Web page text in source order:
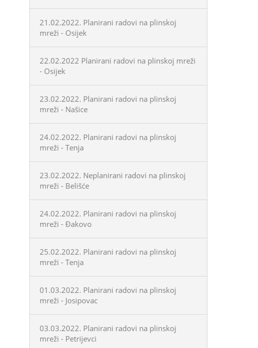
21.02.2022. Planirani radovi na plinskoj
mreži - Osijek
22.02.2022 Planirani radovi na plinskoj mreži
- Osijek
23.02.2022. Planirani radovi na plinskoj
mreži - Našice
24.02.2022. Planirani radovi na plinskoj
mreži - Tenja
23.02.2022. Neplanirani radovi na plinskoj
mreži - Belišće
24.02.2022. Planirani radovi na plinskoj
mreži - Đakovo
25.02.2022. Planirani radovi na plinskoj
mreži - Tenja
01.03.2022. Planirani radovi na plinskoj
mreži - Josipovac
03.03.2022. Planirani radovi na plinskoj
mreži - Petrijevci